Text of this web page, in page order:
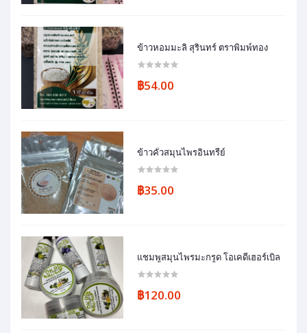
ข้าวหอมมะลิ สุรินทร์ ตราพิมพ์ทอง
฿54.00
ข้าวคั่วสมุนไพรอินทรีย์
฿35.00
แชมพูสมุนไพรมะกรูด โอเคดีเฮอร์เบิล
฿120.00